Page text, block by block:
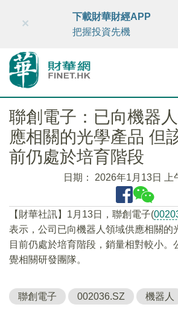
財華智庫網 FINTV FINMETA
×
下載財華財經APP
把握投資先機
聯創電子：已向機器
應相關的光學產品 但
前仍處於培育階段
日期： 2026年1月13日 上
【財華社訊】1月13日，聯創電子(
表示，公司已向機器人領域供應相關的
目前仍處於培育階段，銷量相對較小。
覺相關研發團隊。
聯創電子 002036.SZ 機器人